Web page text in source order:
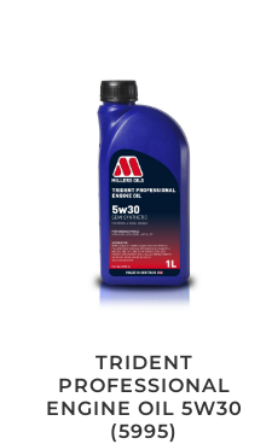
TRIDENT
PROFESSIONAL
ENGINE OIL 5W30
(5995)